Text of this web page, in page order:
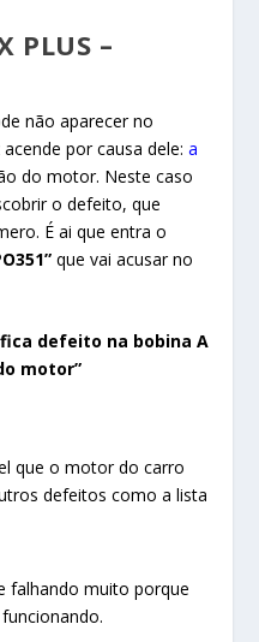
PLUS –
não aparecer no
por causa dele: a
do motor. Neste caso
o defeito, que
É ai que entra o
que vai acusar no
defeito na bobina A
motor”
que o motor do carro
defeitos como a lista
falhando muito porque